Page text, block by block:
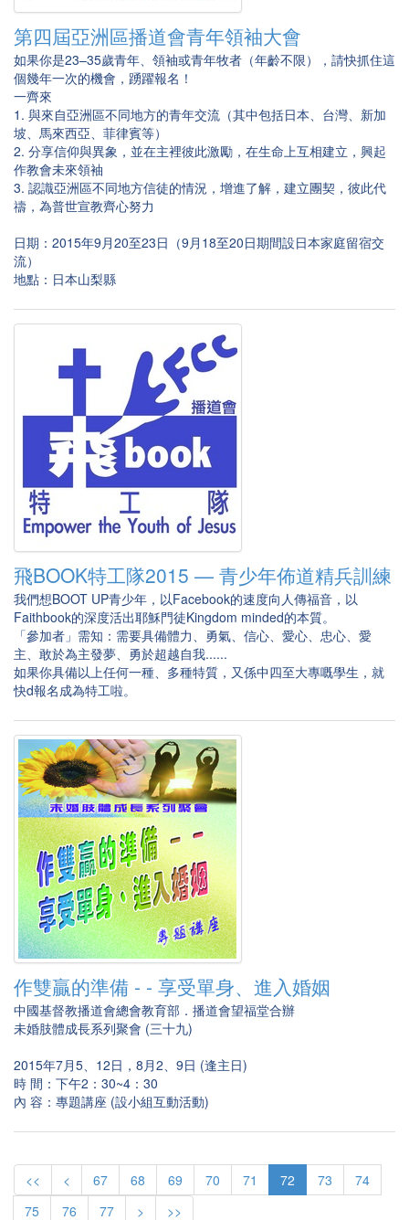
第四屆亞洲區播道會青年領袖大會
如果你是23–35歲青年、領袖或青年牧者（年齡不限），請快抓住這
個幾年一次的機會，踴躍報名！
一齊來
1. 與來自亞洲區不同地方的青年交流（其中包括日本、台灣、新加
坡、馬來西亞、菲律賓等）
2. 分享信仰與異象，並在主裡彼此激勵，在生命上互相建立，興起
作教會未來領袖
3. 認識亞洲區不同地方信徒的情況，增進了解，建立團契，彼此代
禱，為普世宣教齊心努力
日期：2015年9月20至23日（9月18至20日期間設日本家庭留宿交
流）
地點：日本山梨縣
飛BOOK特工隊2015 — 青少年佈道精兵訓練
我們想BOOT UP青少年，以Facebook的速度向人傳福音，以
Faithbook的深度活出耶穌門徒Kingdom minded的本質。
「參加者」需知：需要具備體力、勇氣、信心、愛心、忠心、愛
主、敢於為主發夢、勇於超越自我......
如果你具備以上任何一種、多種特質，又係中四至大專嘅學生，就
快d報名成為特工啦。
作雙贏的準備 - - 享受單身、進入婚姻
中國基督教播道會總會教育部．播道會望福堂合辦
未婚肢體成長系列聚會 (三十九)
2015年7月5、12日，8月2、9日 (逢主日)
時 間：下午2：30~4：30
內 容：專題講座 (設小組互動活動)
<< < 67 68 69 70 71 72 73
74
75
76 77 > >>